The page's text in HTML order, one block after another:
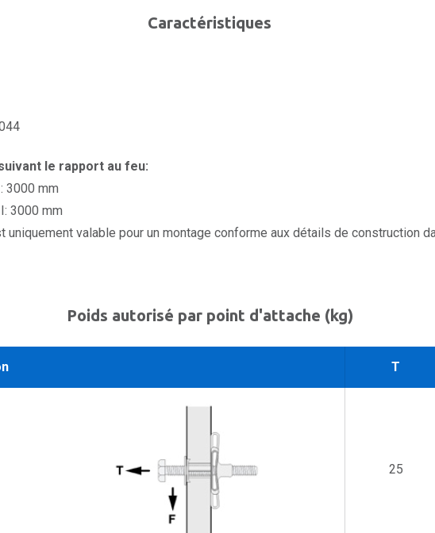
Caractéristiques
le rapport au feu:
3000 mm
3000 mm
uniquement valable pour un montage conforme aux détails de construction
Poids autorisé par point d'attache (kg)
T
25